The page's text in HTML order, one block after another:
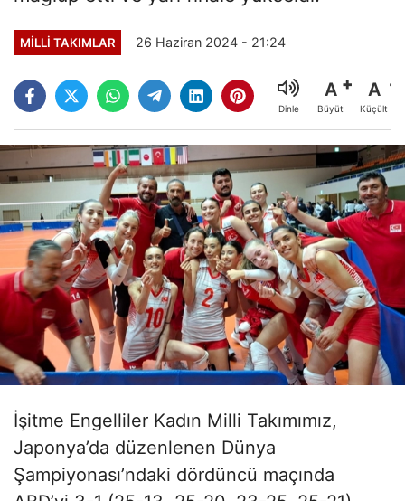
MILLI TAKIMLAR 26 Haziran 2024 - 21:24
Dinle
A
Büyüt
A
Küçült
İşitme Engelliler Kadın Milli Takımımız,
Japonya’da düzenlenen Dünya
Şampiyonası’ndaki dördüncü maçında